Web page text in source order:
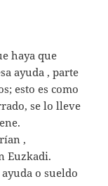
haya que
ayuda , parte
esto es como
se lo lleve
,
Euzkadi.
o sueldo